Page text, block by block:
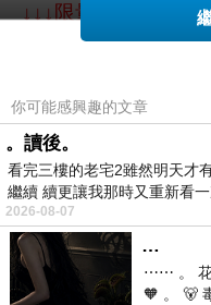
↓↓↓限量特優價格按
你可能感興趣的文章
。讀後。
看完三樓的老宅2雖然明天才
繼續 續更讓我那時又重新看
有
2026-08-07
…
⋯⋯ 。 花
🧡 。 🐻